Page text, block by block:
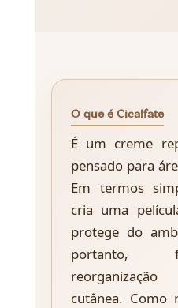
O que é Cicalfate
É um creme
pensado para
Em termos
cria uma
protege do
portanto,
cutânea. Como